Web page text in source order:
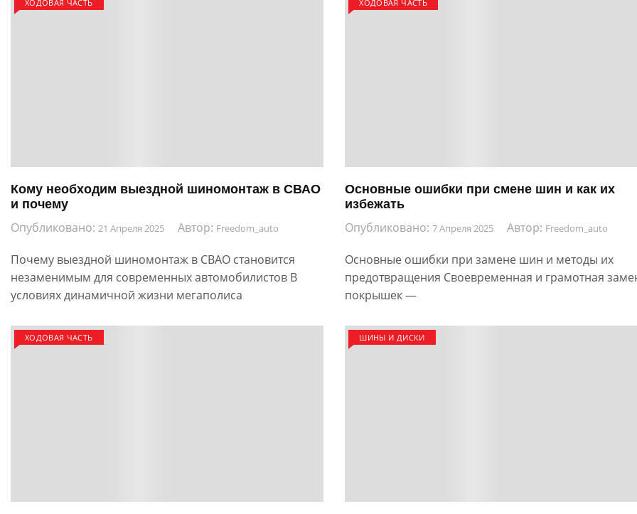
ХОДОВАЯ ЧАСТЬ
Кому необходим выездной шиномонтаж в СВАО
и почему
Опубликовано: 21 Апреля 2025 Автор: Freedom_auto
Почему выездной шиномонтаж в СВАО становится
незаменимым для современных автомобилистов В
условиях динамичной жизни мегаполиса
ХОДОВАЯ ЧАСТЬ
Основные ошибки при смене шин и как их
избежать
Опубликовано:7 Апреля 2025 Автор: Freedom_auto
Основные ошибки при замене шин и методы их
предотвращения Своевременная и грамотная
покрышек —
ХОДОВАЯ ЧАСТЬ ШИНЫ И ДИСКИ